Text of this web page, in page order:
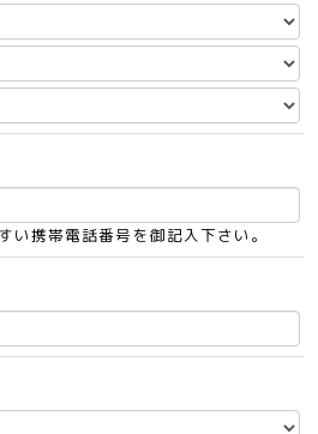
携帯電話番号を御記入下さい。